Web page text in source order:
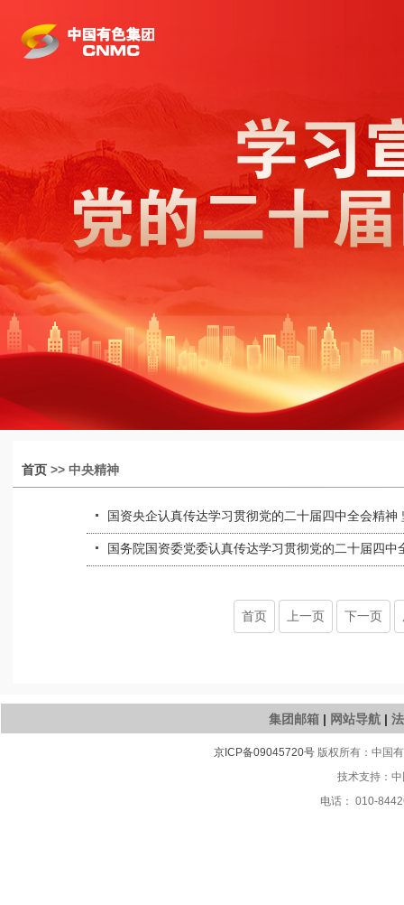
首页 >> 中央精神
国资央企认真传达学习贯彻党的二十届四中全会精
国务院国资委党委认真传达学习贯彻党的二十届四中
首页 上一页 下一页
集团邮箱 | 网站导航 |
京ICP备09045720号 版权所有：中国
技术支持：
电话： 010-